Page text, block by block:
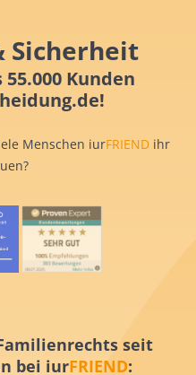
Sicherheit
Kunden
Menschen iurFRIEND ihr
seit
bei iurFRIEND: